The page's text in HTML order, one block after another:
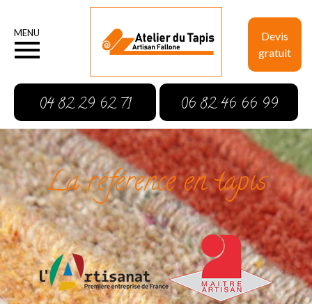
Devis
gratuit
MENU
04 82 29 62 71 06 82 46 66 99
La référence en tapis